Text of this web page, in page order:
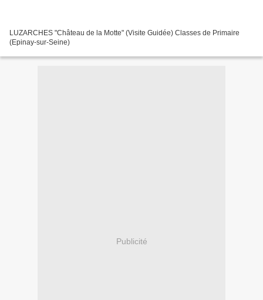
LUZARCHES "Château de la Motte" (Visite Guidée) Classes de Primaire
(Epinay-sur-Seine)
Publicité